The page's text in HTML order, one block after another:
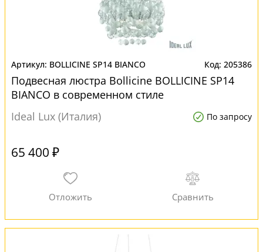
BOLLICINE SP14 BIANCO 205386
Подвесная люстра Bollicine BOLLICINE SP14
BIANCO в современном стиле
Ideal Lux (Италия)
По запросу
65 400 ₽